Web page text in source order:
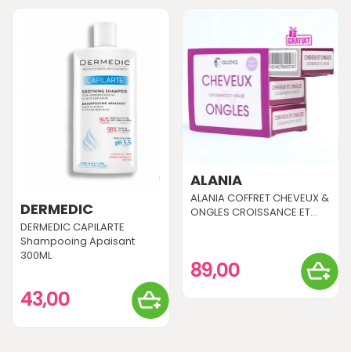
DERMEDIC
DERMEDIC CAPILARTE
Shampooing Apaisant
300ML
43,00
ALANIA
ALANIA COFFRET CHEVEUX &
ONGLES CROISSANCE ET...
89,00